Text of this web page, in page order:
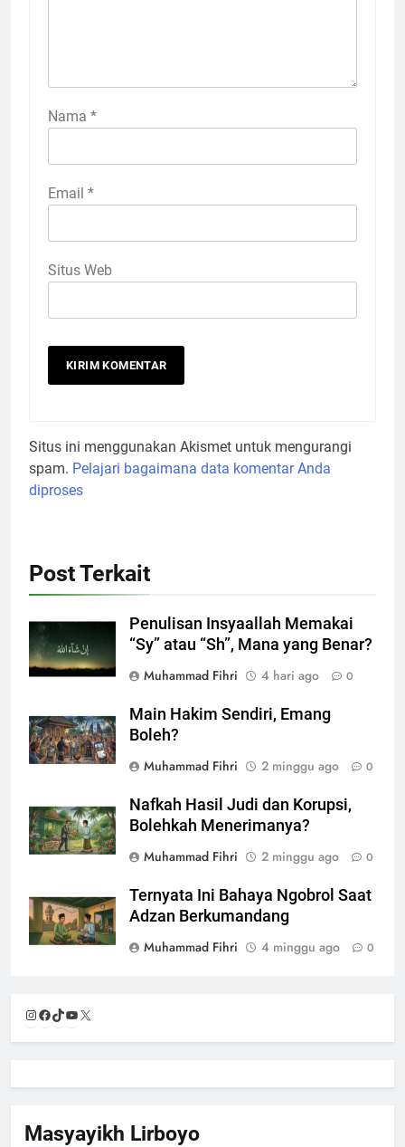
Nama *
Email *
Situs Web
Situs ini menggunakan Akismet untuk mengurangi
spam. Pelajari bagaimana data komentar Anda
diproses
Post Terkait
Penulisan Insyaallah Memakai
“Sy” atau “Sh”, Mana yang Benar?
Muhammad Fihri
4 hari ago 0
Main Hakim Sendiri, Emang
Boleh?
Muhammad Fihri
2 minggu ago 0
Nafkah Hasil Judi dan Korupsi,
Bolehkah Menerimanya?
Muhammad Fihri
2 minggu ago 0
Ternyata Ini Bahaya Ngobrol Saat
Adzan Berkumandang
Muhammad Fihri
4 minggu ago 0
Instagram
Facebook
TikTok
YouTube
Masyayikh Lirboyo